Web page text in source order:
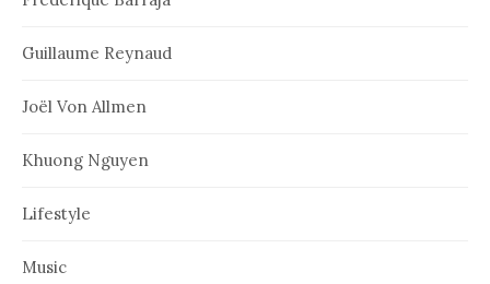
Guillaume Reynaud
Joël Von Allmen
Khuong Nguyen
Lifestyle
Music